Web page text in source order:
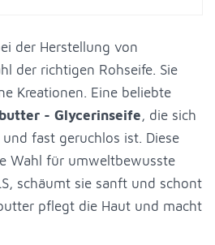
der Herstellung von
der richtigen Rohseife. Sie
Kreationen. Eine beliebte
- Glycerinseife, die sich
fast geruchlos ist. Diese
Wahl für umweltbewusste
schäumt sie sanft und schont
pflegt die Haut und macht